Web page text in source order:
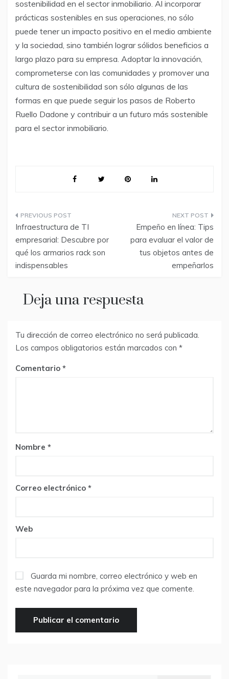
sostenibilidad en el sector inmobiliario. Al incorporar
prácticas sostenibles en sus operaciones, no sólo
puede tener un impacto positivo en el medio ambiente
y la sociedad, sino también lograr sólidos beneficios a
largo plazo para su empresa. Adoptar la innovación,
comprometerse con las comunidades y promover una
cultura de sostenibilidad son sólo algunas de las
formas en que puede seguir los pasos de Roberto
Ruello Dadone y contribuir a un futuro más sostenible
para el sector inmobiliario.
Navegación
de
entradas
Infraestructura de TI
empresarial: Descubre por
qué los armarios rack son
indispensables
Empeño en línea: Tips
para evaluar el valor de
tus objetos antes de
empeñarlos
Deja una respuesta
Tu dirección de correo electrónico no será publicada.
Los campos obligatorios están marcados con *
Comentario
Nombre *
Correo electrónico *
Web
Guarda mi nombre, correo electrónico y web en
este navegador para la próxima vez que comente.